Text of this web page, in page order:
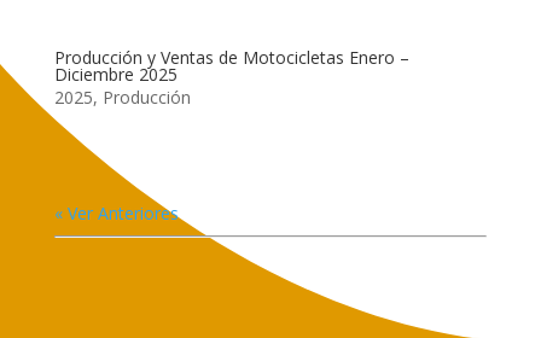
Producción y Ventas de Motocicletas Enero –
Diciembre 2025
2025, Producción
« Ver Anteriores